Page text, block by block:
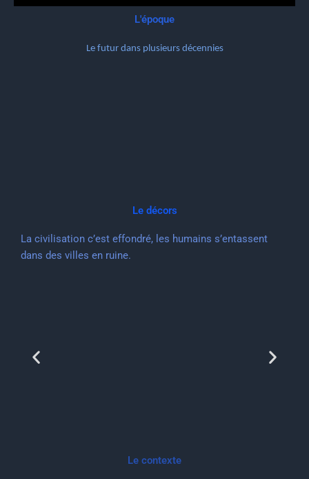
L'époque
Le futur dans plusieurs décennies
Le décors
La civilisation c’est effondré, les humains s’entassent
dans des villes en ruine.
Le contexte